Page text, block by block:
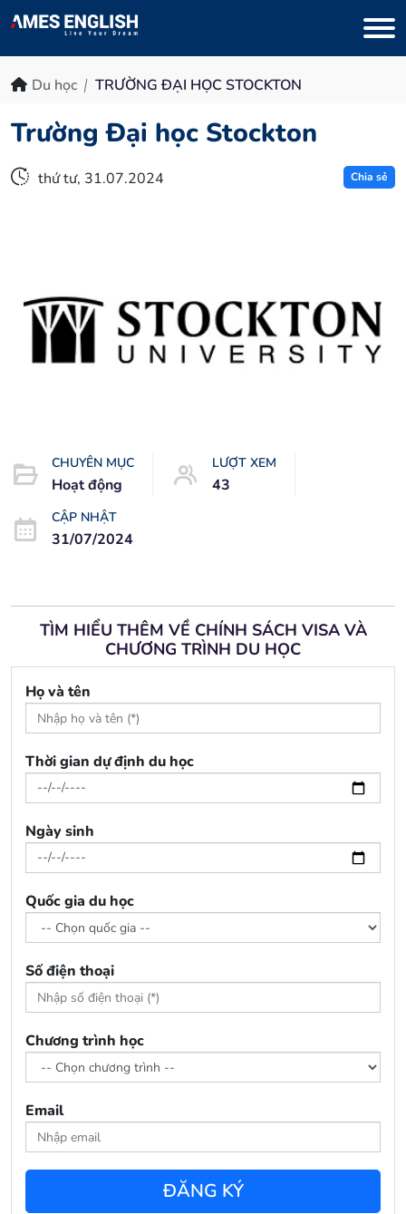
Du học TRƯỜNG ĐẠI HỌC STOCKTON
Trường Đại học Stockton
thứ tư, 31.07.2024 Chia sẻ
CHUYÊN MỤC
Hoạt động
LƯỢT XEM
43
CẬP NHẬT
31/07/2024
TÌM HIỂU THÊM VỀ CHÍNH SÁCH VISA VÀ
CHƯƠNG TRÌNH DU HỌC
Họ và tên
Thời gian dự định du học
Ngày sinh
Quốc gia du học
Số điện thoại
Chương trình học
Email
ĐĂNG KÝ